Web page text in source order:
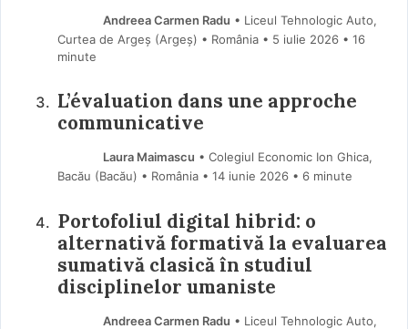
Andreea Carmen Radu • Liceul Tehnologic Auto,
Curtea de Argeș (Argeş) • România
5 iulie 2026 • 16
minute
L’évaluation dans une approche
communicative
Laura Maimascu • Colegiul Economic Ion Ghica,
Bacău (Bacău) • România
14 iunie 2026 • 6 minute
Portofoliul digital hibrid: o
alternativă formativă la evaluarea
sumativă clasică în studiul
disciplinelor umaniste
Andreea Carmen Radu • Liceul Tehnologic Auto,